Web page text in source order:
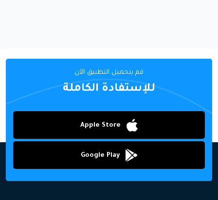
قم بتحميل التطبيق الآن
للإستفادة الكاملة
Apple Store
Google Play